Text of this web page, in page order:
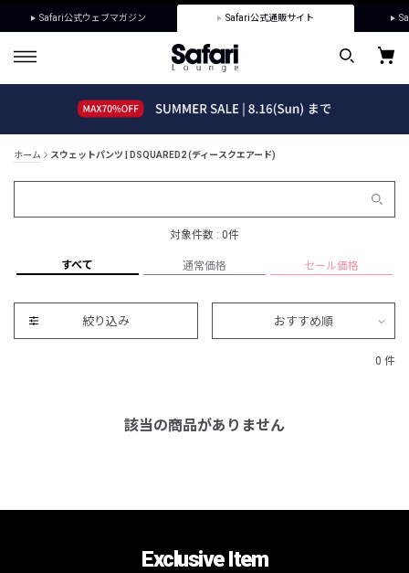
Safari公式ウェブマガジン Safari公式通販サイト
ホーム スウェットパンツ | DSQUARED2 (ディースクエアード)
対象件数 : 0件
すべて 通常価格 セール価格
絞り込み おすすめ順
0 件
該当の商品がありません
Exclusive Item